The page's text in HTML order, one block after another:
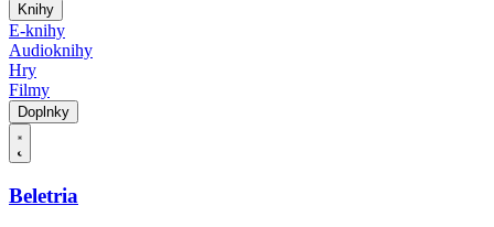
Knihy
E-knihy
Audioknihy
Hry
Filmy
Doplnky
Beletria